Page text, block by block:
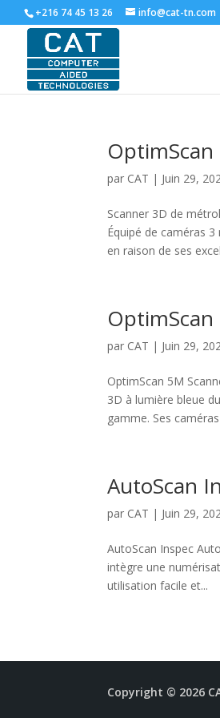
+216 74 45 13 26 info@cat-tn.com
OptimScan
par CAT | Juin 29,
Scanner 3D de
Équipé de caméras
en raison de ses
OptimScan
par CAT | Juin 29,
OptimScan 5M
3D à lumière bleue
gamme. Ses
AutoScan
par CAT | Juin 29,
AutoScan Inspec
intègre une
utilisation facile et...
Copyright © 2026